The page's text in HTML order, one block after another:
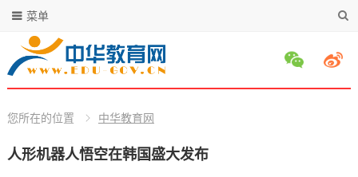
菜单
您所在的位置 中华教育网
人形机器人悟空在韩国盛大发布